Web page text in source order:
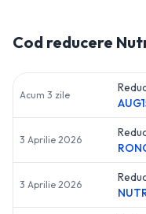
Cod reducere
Acum 3 zile
3 Aprilie 2026
3 Aprilie 2026